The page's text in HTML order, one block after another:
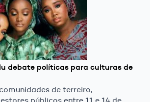
debate políticas para culturas de
de terreiro,